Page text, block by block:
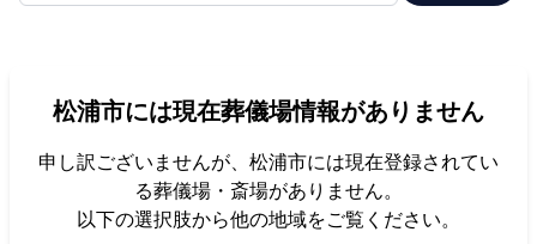
会社概要 店舗用地募集
北海道エリア
松浦市には現在葬儀場情報がありません
申し訳ございませんが、 松浦市には現在登録されてい
る葬儀場・斎場がありません。
以下の選択肢から他の地域をご覧ください。